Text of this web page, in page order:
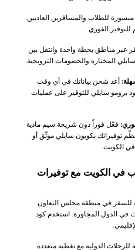
للطلاب والمسافرين العاديين.
الفوري.
عبر مناطق بخطة واحدة وانتقل بين
المختارة والخصومات الترويجية.
أعد شحن بياناتك في أي وقت
برومو سايلي للتوفير على عمليات
فعّل فوراً دون شريحة سيم مادية
توفيراتك بكوبون سايلي موثّق أو
الكويت.
في الكويت مع توفيرات
للسفر في منطقة مجلس التعاون
في الدول المجاورة. استخدم كود
الدولية مع تغطية متعددة